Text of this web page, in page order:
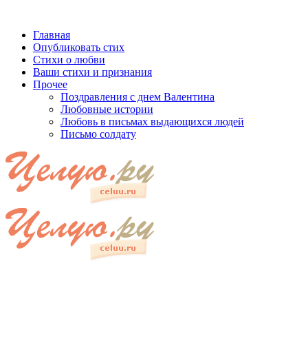
Главная
Опубликовать стих
Стихи о любви
Ваши стихи и признания
Прочее
Поздравления с днем Валентина
Любовные истории
Любовь в письмах выдающихся людей
Письмо солдату